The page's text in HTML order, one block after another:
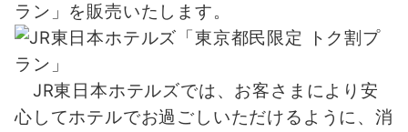
ラン」を販売いたします。
JR東日本ホテルズでは、お客さまにより安
心してホテルでお過ごしいただけるように、消